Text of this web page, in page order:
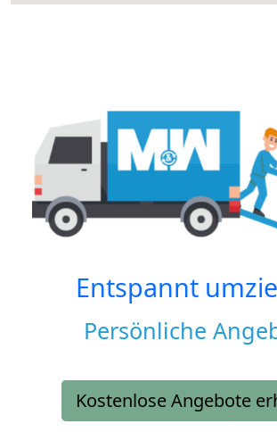
Entspannt
Persönliche
Kostenlose Angebote